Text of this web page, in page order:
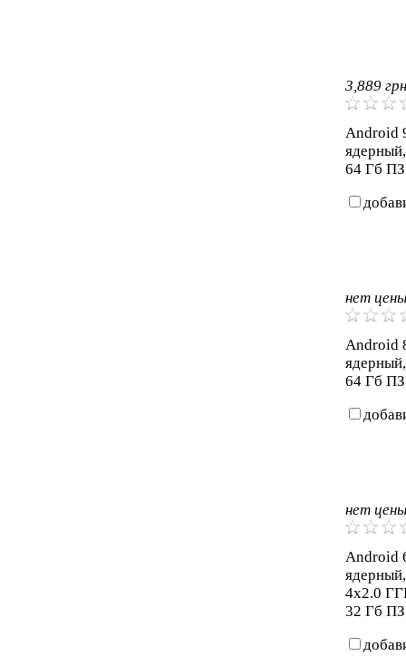
3,889 грн
Android
64 Гб
нет
Android
64 Гб
нет
Android
4x2.0
32 Гб